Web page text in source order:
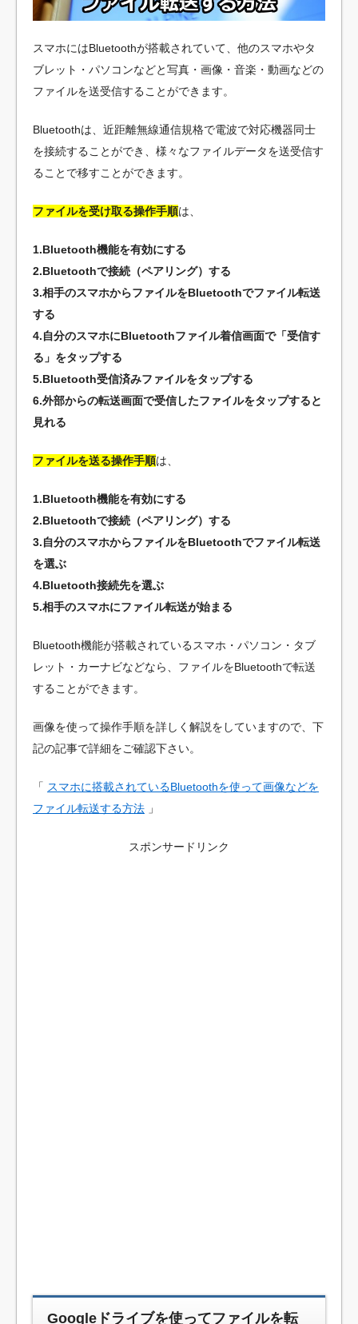
スマホにはBluetoothが搭載されていて、他のスマホやタ
ブレット・パソコンなどと写真・画像・音楽・動画などの
ファイルを送受信することができます。
Bluetoothは、近距離無線通信規格で電波で対応機器同士
を接続することができ、様々なファイルデータを送受信す
ることで移すことができます。
ファイルを受け取る操作手順は、
1.Bluetooth機能を有効にする
2.Bluetoothで接続（ペアリング）する
3.相手のスマホからファイルをBluetoothでファイル転送
する
4.自分のスマホにBluetoothファイル着信画面で「受信す
る」をタップする
5.Bluetooth受信済みファイルをタップする
6.外部からの転送画面で受信したファイルをタップすると
見れる
ファイルを送る操作手順は、
1.Bluetooth機能を有効にする
2.Bluetoothで接続（ペアリング）する
3.自分のスマホからファイルをBluetoothでファイル転送
を選ぶ
4.Bluetooth接続先を選ぶ
5.相手のスマホにファイル転送が始まる
Bluetooth機能が搭載されているスマホ・パソコン・タブ
レット・カーナビなどなら、ファイルをBluetoothで転送
することができます。
画像を使って操作手順を詳しく解説をしていますので、下
記の記事で詳細をご確認下さい。
「 スマホに搭載されているBluetoothを使って画像などを
ファイル転送する方法 」
スポンサードリンク
Googleドライブを使ってファイルを転